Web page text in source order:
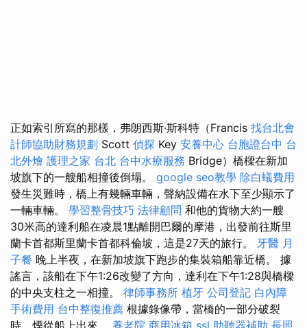
正如索引所寫的那樣，弗朗西斯·斯科特（Francis 找台北會
計師協助財務規劃 Scott 偵探 Key 安養中心 台胞證台中 台
北外燴 護理之家 台北 台中水療服務 Bridge）橋樑在新加
坡旗下的一艘船相撞後倒塌。 google seo教學 除白蟻費用
發生災難時，橋上有幾輛車輛，聲納設備在水下至少顯示了
一輛車輛。 學習整骨技巧 法律顧問 和他的貨物大約一艘
30米高的達利船在凌晨1點離開巴爾的摩港，出發前往斯里
蘭卡首都斯里蘭卡首都科倫坡，這是27天的旅行。 牙醫 月
子餐 晚上半夜，在新加坡旗下跑步的集裝箱船靠近橋。 據
謠言，該船在下午1:26改變了方向，達利在下午1:28與橋樑
的中央支柱之一相撞。 律師事務所 植牙 公司登記 白內障
手術費用 台中整復推薦 根據錄像帶，當橋的一部分破裂
時，煙從船上出來。 養老院 商用冰箱 ssl 助聽器補助 長照